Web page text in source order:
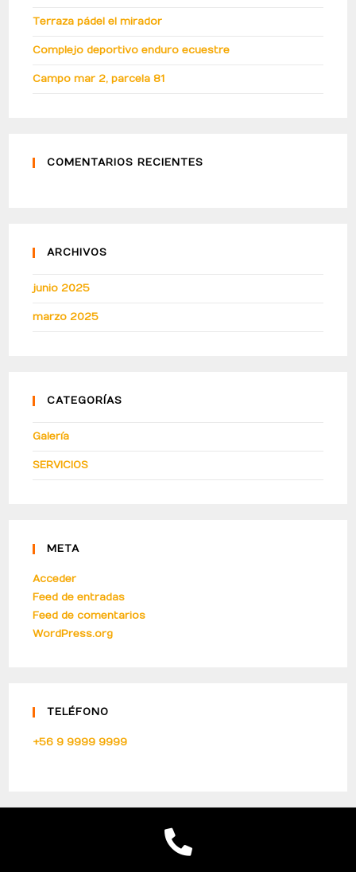
Terraza pádel el mirador
Complejo deportivo enduro ecuestre
Campo mar 2, parcela 81
COMENTARIOS RECIENTES
ARCHIVOS
junio 2025
marzo 2025
CATEGORÍAS
Galería
SERVICIOS
META
Acceder
Feed de entradas
Feed de comentarios
WordPress.org
TELÉFONO
+56 9 9999 9999